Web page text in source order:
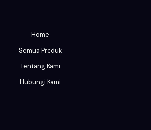
Home
Semua Produk
Tentang Kami
Hubungi Kami